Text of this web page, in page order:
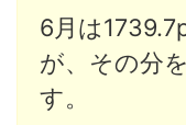
6月は
が、その分
す。